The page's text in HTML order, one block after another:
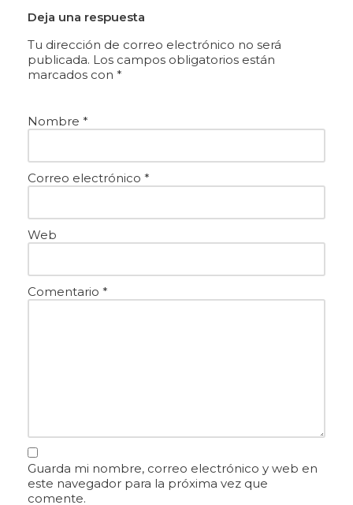
Deja una respuesta
Tu dirección de correo electrónico no será
publicada. Los campos obligatorios están
marcados con *
Nombre *
Correo electrónico *
Web
Comentario *
Guarda mi nombre, correo electrónico y web en
este navegador para la próxima vez que
comente.